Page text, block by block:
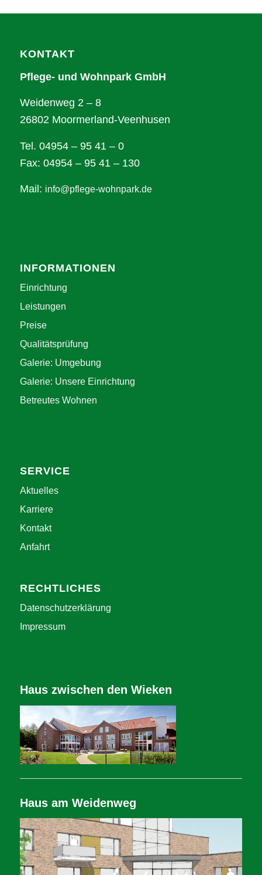
KONTAKT
Pflege- und Wohnpark GmbH
Weidenweg 2 – 8
26802 Moormerland-Veenhusen
Tel. 04954 – 95 41 – 0
Fax: 04954 – 95 41 – 130
Mail: info@pflege-wohnpark.de
INFORMATIONEN
Einrichtung
Leistungen
Preise
Qualitätsprüfung
Galerie: Umgebung
Galerie: Unsere Einrichtung
Betreutes Wohnen
SERVICE
Aktuelles
Karriere
Kontakt
Anfahrt
RECHTLICHES
Datenschutzerklärung
Impressum
Haus zwischen den Wieken
Haus am Weidenweg